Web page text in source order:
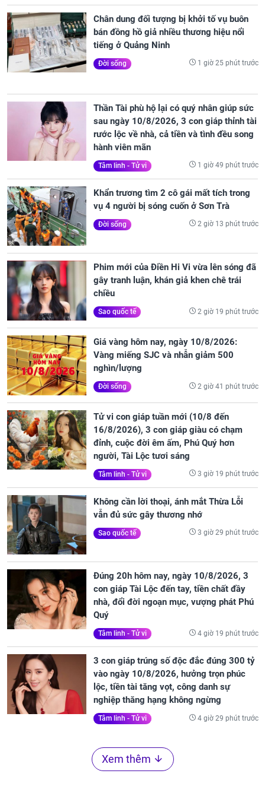
Chân dung đối tượng bị khởi tố vụ buôn
bán đồng hồ giả nhiều thương hiệu nổi
tiếng ở Quảng Ninh
Đời sống 1 giờ 25 phút trước
Thần Tài phù hộ lại có quý nhân giúp sức
sau ngày 10/8/2026, 3 con giáp thỉnh tài
rước lộc về nhà, cả tiền và tình đều song
hành viên mãn
Tâm linh - Tử vi 1 giờ 49 phút trước
Khẩn trương tìm 2 cô gái mất tích trong
vụ 4 người bị sóng cuốn ở Sơn Trà
Đời sống 2 giờ 13 phút trước
Phim mới của Điền Hi Vi vừa lên sóng đã
gây tranh luận, khán giả khen chê trái
chiều
Sao quốc tế 2 giờ 19 phút trước
Giá vàng hôm nay, ngày 10/8/2026:
Vàng miếng SJC và nhẫn giảm 500
nghìn/lượng
Đời sống 2 giờ 41 phút trước
Tử vi con giáp tuần mới (10/8 đến
16/8/2026), 3 con giáp giàu có chạm
đỉnh, cuộc đời êm ấm, Phú Quý hơn
người, Tài Lộc tươi sáng
Tâm linh - Tử vi 3 giờ 19 phút trước
Không cần lời thoại, ánh mắt Thừa Lỗi
vẫn đủ sức gây thương nhớ
Sao quốc tế 3 giờ 29 phút trước
Đúng 20h hôm nay, ngày 10/8/2026, 3
con giáp Tài Lộc đến tay, tiền chất đầy
nhà, đổi đời ngoạn mục, vượng phát Phú
Quý
Tâm linh - Tử vi 4 giờ 19 phút trước
3 con giáp trúng số độc đắc đúng 300 tỷ
vào ngày 10/8/2026, hưởng trọn phúc
lộc, tiền tài tăng vọt, công danh sự
nghiệp thăng hạng không ngừng
Tâm linh - Tử vi 4 giờ 29 phút trước
Xem thêm